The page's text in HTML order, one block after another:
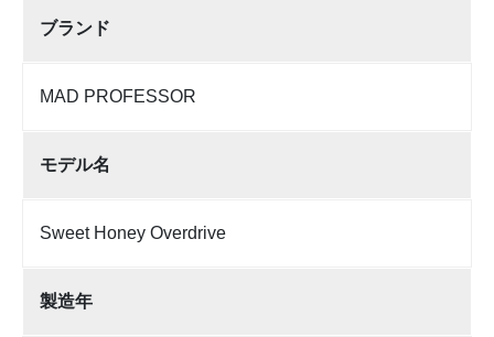
ブランド
MAD PROFESSOR
モデル名
Sweet Honey Overdrive
製造年